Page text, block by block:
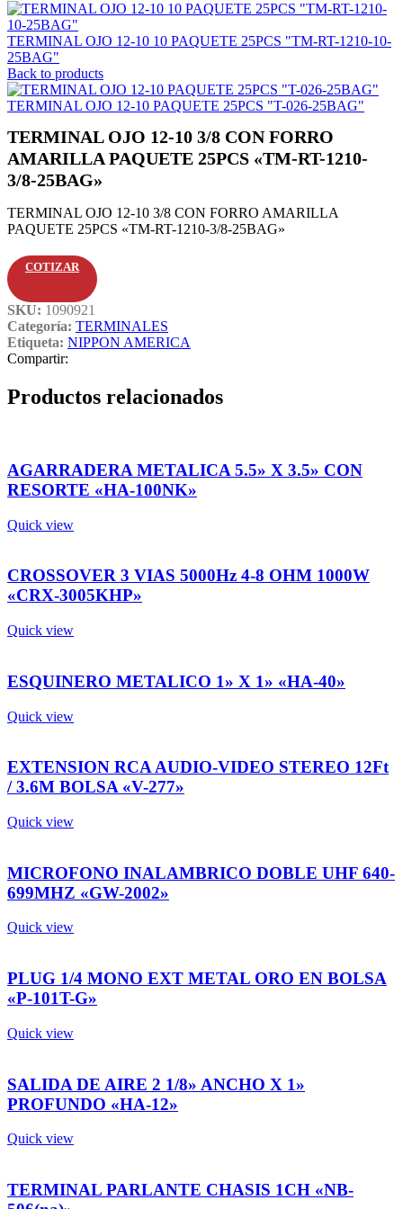
TERMINAL OJO 12-10 10 PAQUETE 25PCS "TM-RT-1210-10-
25BAG"
Back to products
TERMINAL OJO 12-10 PAQUETE 25PCS "T-026-25BAG"
TERMINAL OJO 12-10 3/8 CON FORRO
AMARILLA PAQUETE 25PCS «TM-RT-1210-
3/8-25BAG»
TERMINAL OJO 12-10 3/8 CON FORRO AMARILLA
PAQUETE 25PCS «TM-RT-1210-3/8-25BAG»
COTIZAR
SKU: 1090921
Categoría: TERMINALES
Etiqueta: NIPPON AMERICA
Compartir:
Productos relacionados
AGARRADERA METALICA 5.5» X 3.5» CON
RESORTE «HA-100NK»
Quick view
CROSSOVER 3 VIAS 5000Hz 4-8 OHM 1000W
«CRX-3005KHP»
Quick view
ESQUINERO METALICO 1» X 1» «HA-40»
Quick view
EXTENSION RCA AUDIO-VIDEO STEREO 12Ft
/ 3.6M BOLSA «V-277»
Quick view
MICROFONO INALAMBRICO DOBLE UHF 640-
699MHZ «GW-2002»
Quick view
PLUG 1/4 MONO EXT METAL ORO EN BOLSA
«P-101T-G»
Quick view
SALIDA DE AIRE 2 1/8» ANCHO X 1»
PROFUNDO «HA-12»
Quick view
TERMINAL PARLANTE CHASIS 1CH «NB-